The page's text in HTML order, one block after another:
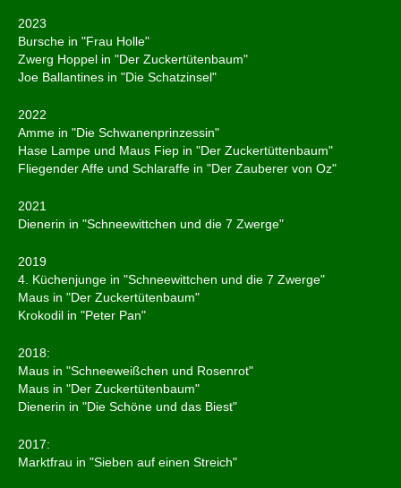
2023
Bursche in "Frau Holle"
Zwerg Hoppel in "Der Zuckertütenbaum"
Joe Ballantines in "Die Schatzinsel"
2022
Amme in "Die Schwanenprinzessin"
Hase Lampe und Maus Fiep in "Der Zuckertüttenbaum"
Fliegender Affe und Schlaraffe in "Der Zauberer von Oz"
2021
Dienerin in "Schneewittchen und die 7 Zwerge"
2019
4. Küchenjunge in "Schneewittchen und die 7 Zwerge"
Maus in "Der Zuckertütenbaum"
Krokodil in "Peter Pan"
2018:
Maus in "Schneeweißchen und Rosenrot"
Maus in "Der Zuckertütenbaum"
Dienerin in "Die Schöne und das Biest"
2017:
Marktfrau in "Sieben auf einen Streich"